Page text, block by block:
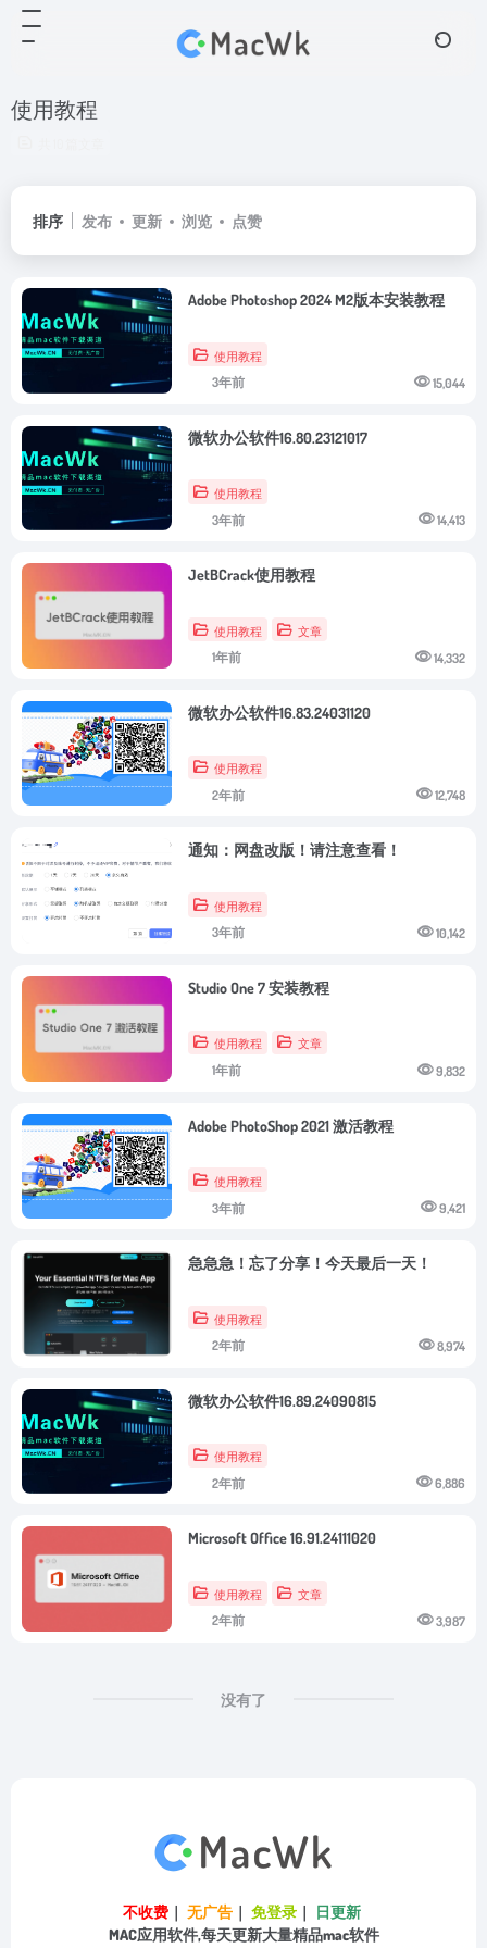
使用教程
排序 发布 更新 浏览 点赞
Adobe Photoshop 2024 M2版本安装教程
使用教程
3年前 15,044
微软办公软件16.80.23121017
使用教程
3年前 14,413
JetBCrack使用教程
使用教程 文章
1年前 14,332
微软办公软件16.83.24031120
使用教程
2年前 12,748
通知：网盘改版！请注意查看！
使用教程
3年前 10,142
Studio One 7 安装教程
使用教程 文章
1年前 9,832
Adob​​e PhotoShop 2021 激活教程
使用教程
3年前 9,421
急急急！忘了分享！今天最后一天！
使用教程
2年前 8,974
微软办公软件16.89.24090815
使用教程
2年前 6,886
Microsoft Office 16.91.24111020
使用教程 文章
2年前 3,987
没有了
不收费 ｜ 无广告 ｜ 免登录 ｜
日更新
MAC应用软件,每天更新大量精品mac软件